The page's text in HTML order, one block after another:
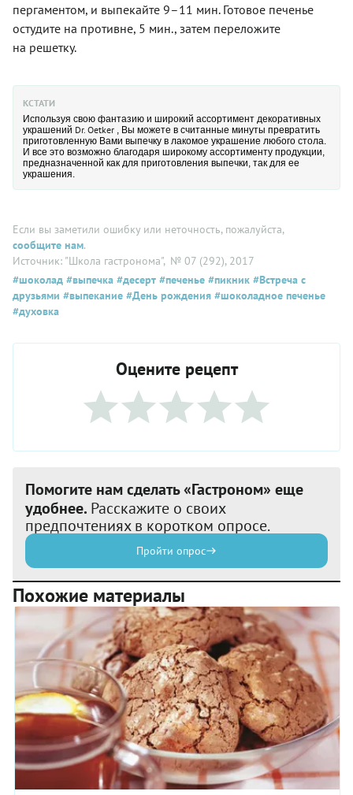
пергаментом, и выпекайте 9–11 мин. Готовое печенье
остудите на противне, 5 мин., затем переложите
на решетку.
КСТАТИ
Используя свою фантазию и широкий ассортимент декоративных
украшений Dr. Oetker , Вы можете в считанные минуты превратить
приготовленную Вами выпечку в лакомое украшение любого стола.
И все это возможно благодаря широкому ассортименту продукции,
предназначенной как для приготовления выпечки, так для ее
украшения.
Если вы заметили ошибку или неточность, пожалуйста,
сообщите нам.
Источник: "Школа гастронома", № 07 (292), 2017
#шоколад #выпечка #десерт #печенье #пикник #Встреча с
друзьями #выпекание #День рождения #шоколадное печенье
#духовка
Оцените рецепт
Помогите нам сделать «Гастроном» еще
удобнее. Расскажите о своих
предпочтениях в коротком опросе.
Пройти опрос
Похожие материалы